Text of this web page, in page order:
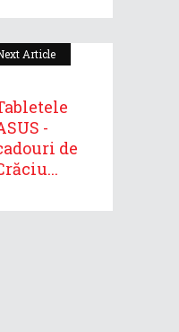
Article
-
de